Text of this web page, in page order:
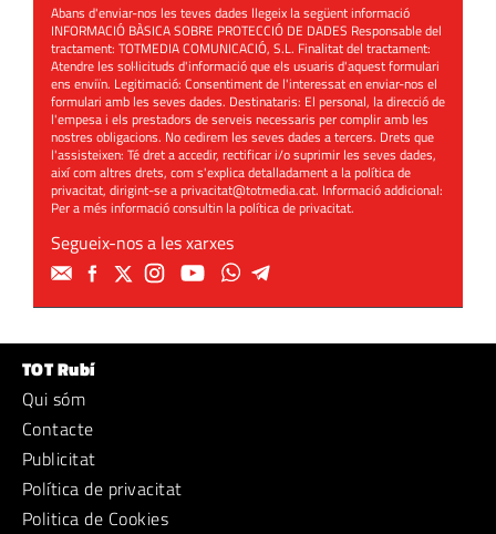
Abans d'enviar-nos les teves dades llegeix la següent informació
INFORMACIÓ BÀSICA SOBRE PROTECCIÓ DE DADES Responsable del
tractament: TOTMEDIA COMUNICACIÓ, S.L. Finalitat del tractament:
Atendre les sol·licituds d'informació que els usuaris d'aquest formulari
ens enviïn. Legitimació: Consentiment de l'interessat en enviar-nos el
formulari amb les seves dades. Destinataris: El personal, la direcció de
l'empesa i els prestadors de serveis necessaris per complir amb les
nostres obligacions. No cedirem les seves dades a tercers. Drets que
l'assisteixen: Té dret a accedir, rectificar i/o suprimir les seves dades,
així com altres drets, com s'explica detalladament a la política de
privacitat, dirigint-se aprivacitat@totmedia.cat. Informació addicional:
Per a més informació consultin lapolítica de privacitat.
Segueix-nos a les xarxes
TOT Rubí
Qui sóm
Contacte
Publicitat
Política de privacitat
Politica de Cookies